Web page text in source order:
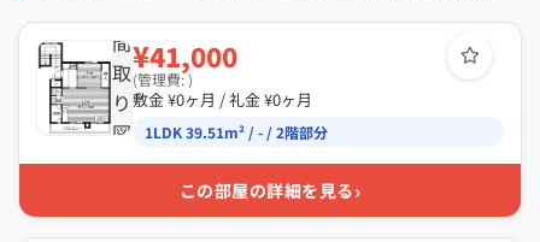
間
取
り
図
¥41,000
(管理費: )
敷金 ¥0ヶ月 / 礼金 ¥0ヶ月
1LDK 39.51m² / - / 2階部分
この部屋の詳細を見る›